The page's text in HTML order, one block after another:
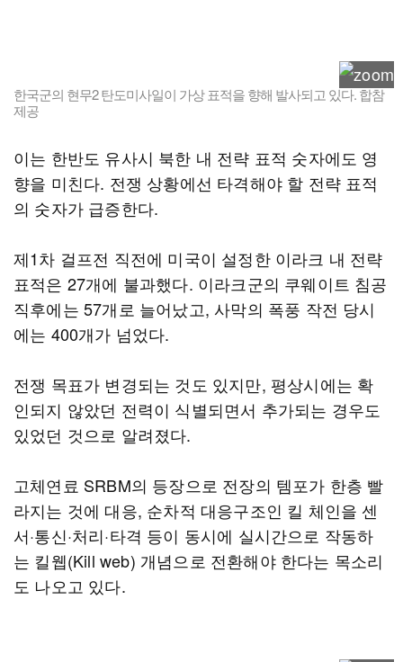
한국군의 현무2 탄도미사일이 가상 표적을 향해 발사되고 있다. 합참
제공
이는 한반도 유사시 북한 내 전략 표적 숫자에도 영
향을 미친다. 전쟁 상황에선 타격해야 할 전략 표적
의 숫자가 급증한다.
제1차 걸프전 직전에 미국이 설정한 이라크 내 전략
표적은 27개에 불과했다. 이라크군의 쿠웨이트 침공
직후에는 57개로 늘어났고, 사막의 폭풍 작전 당시
에는 400개가 넘었다.
전쟁 목표가 변경되는 것도 있지만, 평상시에는 확
인되지 않았던 전력이 식별되면서 추가되는 경우도
있었던 것으로 알려졌다.
고체연료 SRBM의 등장으로 전장의 템포가 한층 빨
라지는 것에 대응, 순차적 대응구조인 킬 체인을 센
서·통신·처리·타격 등이 동시에 실시간으로 작동하
는 킬웹(Kill web) 개념으로 전환해야 한다는 목소리
도 나오고 있다.